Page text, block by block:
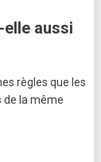
aussi
règles que les
de la même